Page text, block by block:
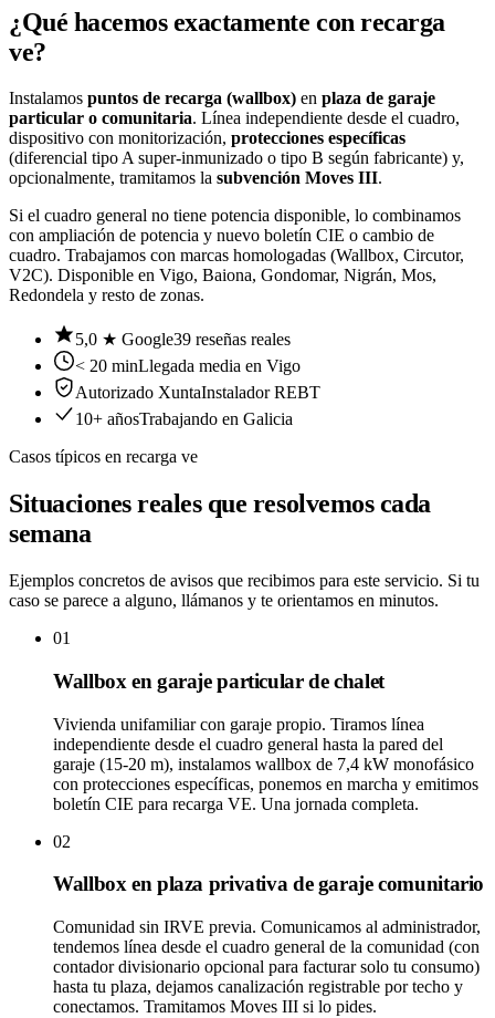
¿Qué hacemos exactamente conrecarga
ve?
Instalamos puntos de recarga (wallbox) en plaza de garaje
particular o comunitaria. Línea independiente desde el cuadro,
dispositivo con monitorización, protecciones específicas
(diferencial tipo A super-inmunizado o tipo B según fabricante) y,
opcionalmente, tramitamos la subvención Moves III.
Si el cuadro general no tiene potencia disponible, lo combinamos
con ampliación de potencia y nuevo boletín CIE o cambio de
cuadro. Trabajamos con marcas homologadas (Wallbox, Circutor,
V2C). Disponible en Vigo, Baiona, Gondomar, Nigrán, Mos,
Redondela y resto de zonas.
5,0 ★ Google39 reseñas reales
< 20 minLlegada media en Vigo
Autorizado XuntaInstalador REBT
10+ añosTrabajando en Galicia
Casos típicos en recarga ve
Situaciones reales que resolvemos cada
semana
Ejemplos concretos de avisos que recibimos para este servicio. Si tu
caso se parece a alguno, llámanos y te orientamos en minutos.
01
Wallbox en garaje particular de chalet
Vivienda unifamiliar con garaje propio. Tiramos línea
independiente desde el cuadro general hasta la pared del
garaje (15-20 m), instalamos wallbox de 7,4 kW monofásico
con protecciones específicas, ponemos en marcha y emitimos
boletín CIE para recarga VE. Una jornada completa.
02
Wallbox en plaza privativa de garaje comunitario
Comunidad sin IRVE previa. Comunicamos al administrador,
tendemos línea desde el cuadro general de la comunidad (con
contador divisionario opcional para facturar solo tu consumo)
hasta tu plaza, dejamos canalización registrable por techo y
conectamos. Tramitamos Moves III si lo pides.